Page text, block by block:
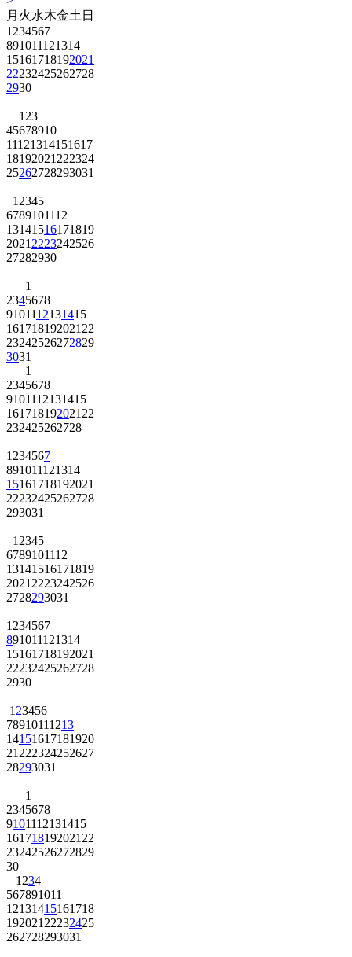
月 火水木金土 日
1 234567
891011121314
15161718192021
22232425262728
2930
1 23
45678910
11121314151617
18192021 222324
25262728293031
1 2345
6789101112
13141516171819
2021 2223242526
27282930
1
2345678
9101112131415
161718192021 22
23242526272829
3031
1
2345678
9101112131415
161718192021 22
232425262728
1 234567
891011121314
15161718192021
22232425262728
293031
1 2345
6789101112
13141516171819
2021 2223242526
2728293031
1 234567
891011121314
15161718192021
22232425262728
2930
1 23456
78910111213
14151617181920
21 222324252627
28293031
1
2345678
9101112131415
161718192021 22
23242526272829
30
1 234
567891011
12131415161718
192021 22232425
262728293031